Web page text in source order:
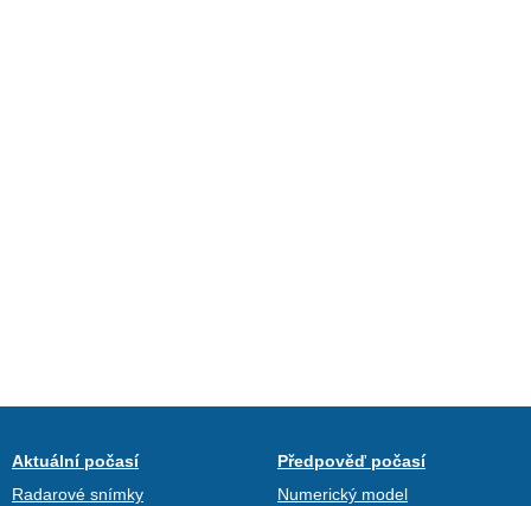
Aktuální počasí
Radarové snímky
Předpověď počasí
Numerický model